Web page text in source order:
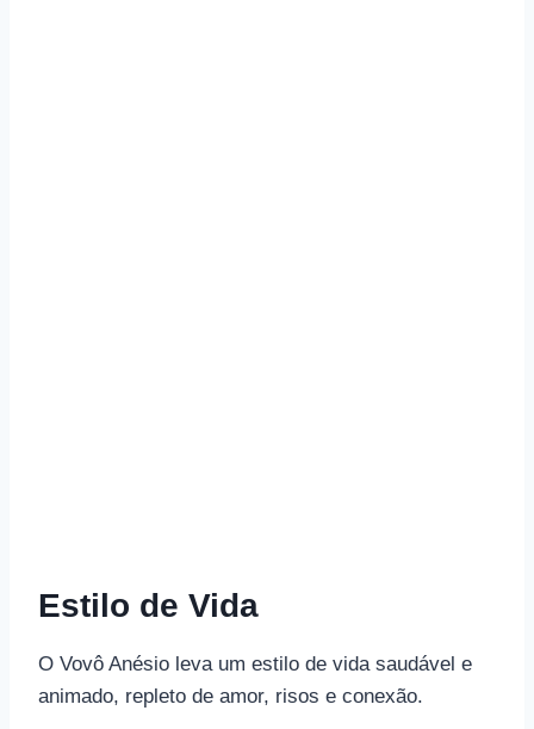
Estilo de Vida
O Vovô Anésio leva um estilo de vida saudável e
animado, repleto de amor, risos e conexão.